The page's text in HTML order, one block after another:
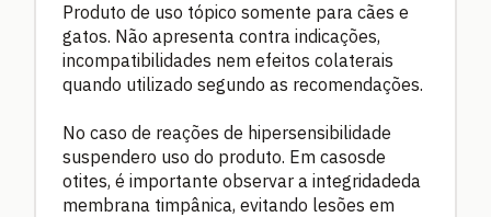
Produto de uso tópico somente para cães e
gatos. Não apresenta contra indicações,
incompatibilidades nem efeitos colaterais
quando utilizado segundo as recomendações.
No caso de reações de hipersensibilidade
suspendero uso do produto. Em casosde
otites, é importante observar a integridadeda
membrana timpânica, evitando lesões em